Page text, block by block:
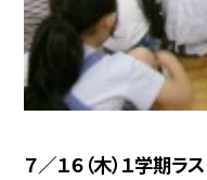
７／１６（木）１学期ラ